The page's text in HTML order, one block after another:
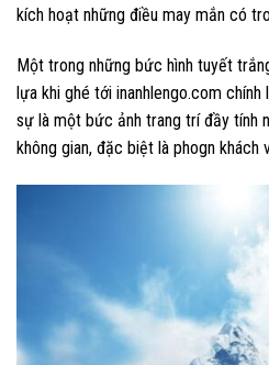
kích hoạt những điều may mắn có
Một trong những bức hình tuyết
lựa khi ghé tới inanhlengo.com
sự là một bức ảnh trang trí đầy tính
không gian, đặc biệt là phogn khách